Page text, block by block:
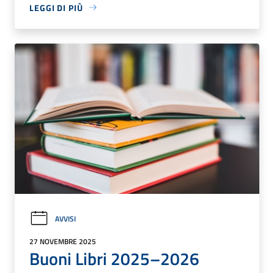
LEGGI DI PIÙ
AVVISI
27 NOVEMBRE 2025
Buoni Libri 2025–2026